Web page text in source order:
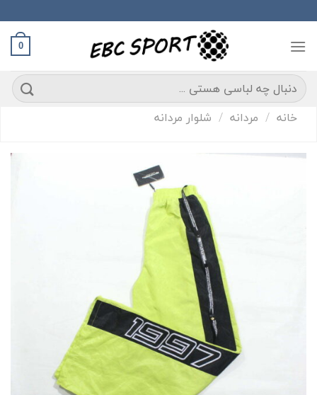
جستجو
برای:
خانه / مردانه / شلوار مردانه